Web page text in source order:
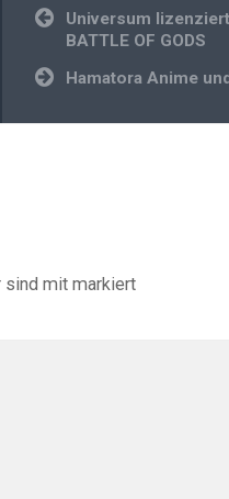
Beitragsnavigation
Universum
BATTLE OF GODS
Hamatora Anime
sind mitmarkiert